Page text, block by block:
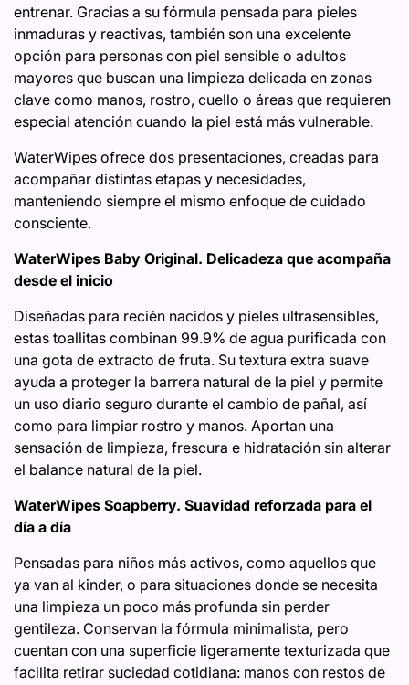
entrenar. Gracias a su fórmula pensada para pieles
inmaduras y reactivas, también son una excelente
opción para personas con piel sensible o adultos
mayores que buscan una limpieza delicada en zonas
clave como manos, rostro, cuello o áreas que requieren
especial atención cuando la piel está más vulnerable.
WaterWipes ofrece dos presentaciones, creadas para
acompañar distintas etapas y necesidades,
manteniendo siempre el mismo enfoque de cuidado
consciente.
WaterWipes Baby Original. Delicadeza que acompaña
desde el inicio
Diseñadas para recién nacidos y pieles ultrasensibles,
estas toallitas combinan 99.9% de agua purificada con
una gota de extracto de fruta. Su textura extra suave
ayuda a proteger la barrera natural de la piel y permite
un uso diario seguro durante el cambio de pañal, así
como para limpiar rostro y manos. Aportan una
sensación de limpieza, frescura e hidratación sin alterar
el balance natural de la piel.
WaterWipes Soapberry. Suavidad reforzada para el
día a día
Pensadas para niños más activos, como aquellos que
ya van al kinder, o para situaciones donde se necesita
una limpieza un poco más profunda sin perder
gentileza. Conservan la fórmula minimalista, pero
cuentan con una superficie ligeramente texturizada que
facilita retirar suciedad cotidiana: manos con restos de